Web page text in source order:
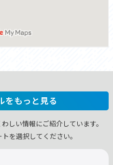
をもっと見る
しい情報にご紹介しています。
を選択してください。